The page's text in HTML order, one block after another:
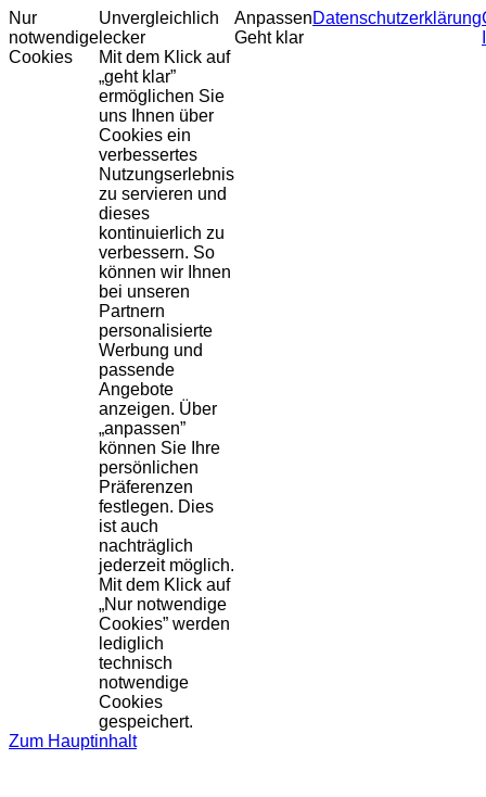
Nur
notwendige
Cookies
Unvergleichlich
lecker
Mit dem Klick auf
„geht klar”
ermöglichen Sie
uns Ihnen über
Cookies ein
verbessertes
Nutzungserlebnis
zu servieren und
dieses
kontinuierlich zu
verbessern. So
können wir Ihnen
bei unseren
Partnern
personalisierte
Werbung und
passende
Angebote
anzeigen. Über
„anpassen”
können Sie Ihre
persönlichen
Präferenzen
festlegen. Dies
ist auch
nachträglich
jederzeit möglich.
Mit dem Klick auf
„Nur notwendige
Cookies” werden
lediglich
technisch
notwendige
Cookies
gespeichert.
Anpassen
Geht klar
Datenschutzerklärung
Zum Hauptinhalt